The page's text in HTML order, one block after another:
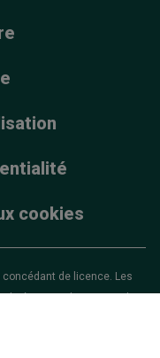
cookies
de licence. Les